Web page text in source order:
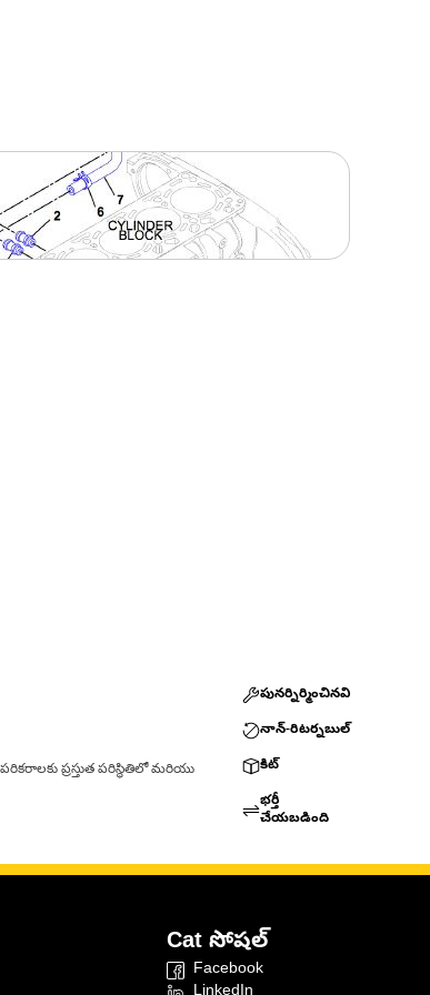
ప్రస్తుత పరిస్థితిలో మరియు
పునర్నిర్మించినవి
నాన్-రిటర్నబుల్
కిట్
భర్తీ
చేయబడింది
Cat సోషల్
Facebook